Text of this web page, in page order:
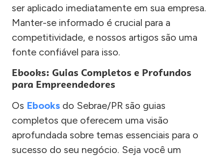
ser aplicado imediatamente em sua empresa.
Manter-se informado é crucial para a
competitividade, e nossos artigos são uma
fonte confiável para isso.
Ebooks: Guias Completos e Profundos
para Empreendedores
Os Ebooks do Sebrae/PR são guias
completos que oferecem uma visão
aprofundada sobre temas essenciais para o
sucesso do seu negócio. Seja você um